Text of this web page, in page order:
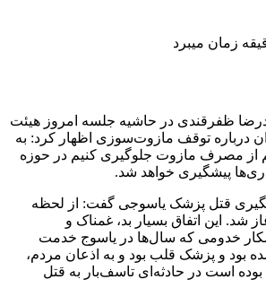
ظفرقندی در حاشیه جلسه امروز هیئت
درباره توقف مازوت‌سوزی اظهار کرد: به
از مصرف مازوت جلوگیری کنیم در حوزه
پیشگیری خواهد شد.
قتل پزشک یاسوجی گفت: از لحظه
شد. این اتفاق بسیار بد، غمناک و
خدومی که سال‌ها در یاسوج خدمت
بود و پزشک قلب بود و به اذعان مردم،
است در حادثه‌ای تاسف‌بار به قتل